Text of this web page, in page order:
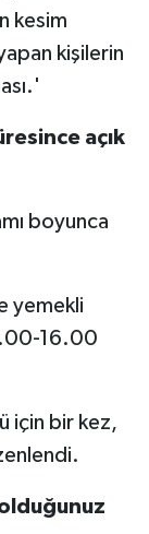
kesim
kişilerin
açık
boyunca
yemekli
16.00
için bir kez,